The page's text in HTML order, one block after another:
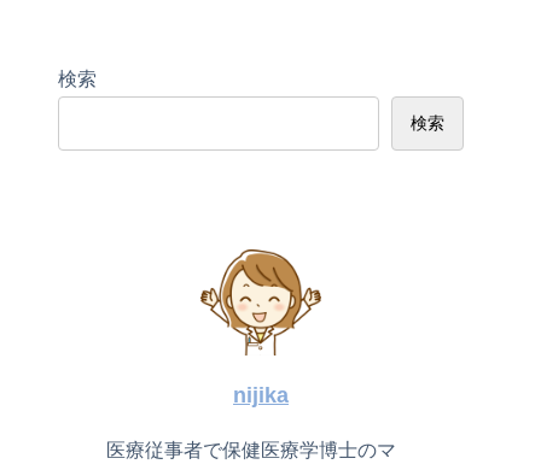
検索
検索
nijika
医療従事者で保健医療学博士のマ